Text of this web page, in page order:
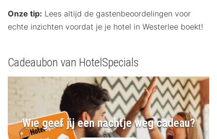
Onze tip: Lees altijd de gastenbeoordelingen voor
echte inzichten voordat je je hotel in Westerlee boekt!
Cadeaubon van HotelSpecials
Wie geef jij een nachtje weg cadeau?